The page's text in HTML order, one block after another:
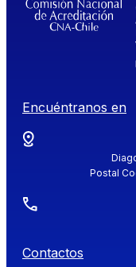
Encuéntranos en
Postal
Contactos